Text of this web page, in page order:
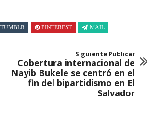
TUMBLR PINTEREST MAIL
Siguiente Publicar
Cobertura internacional de
Nayib Bukele se centró en el
fin del bipartidismo en El
Salvador